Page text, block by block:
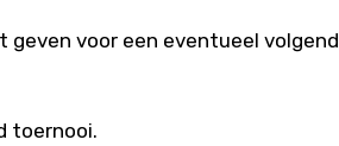
voor een eventueel volgend
toernooi.